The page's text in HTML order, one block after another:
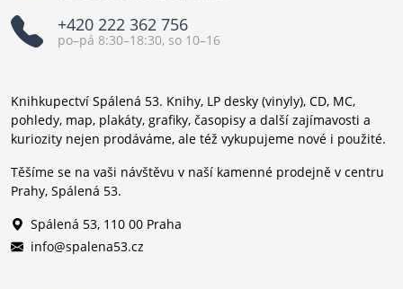
+420 222 362 756
po–pá 8:30–18:30, so 10–16
Knihkupectví Spálená 53. Knihy, LP desky (vinyly), CD, MC,
pohledy, map, plakáty, grafiky, časopisy a další zajímavosti a
kuriozity nejen prodáváme, ale též vykupujeme nové i použité.
Těšíme se na vaši návštěvu v naší kamenné prodejně v centru
Prahy, Spálená 53.
Spálená 53, 110 00 Praha
info@spalena53.cz